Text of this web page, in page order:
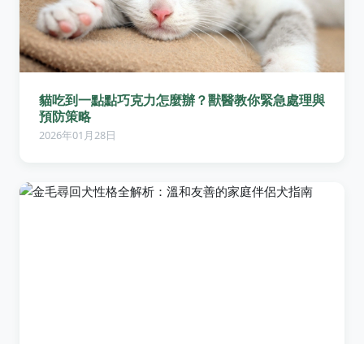
貓吃到一點點巧克力怎麼辦？獸醫教你緊急處理與
預防策略
2026年01月28日